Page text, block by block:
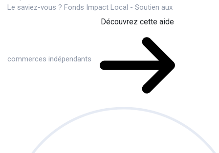
Le saviez-vous ? Fonds Impact Local - Soutien aux
commerces indépendants
Découvrez cette aide